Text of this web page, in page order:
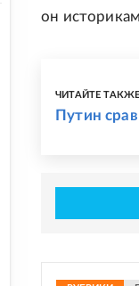
он
ЧИТАЙТЕ ТАКЖЕ
Путин